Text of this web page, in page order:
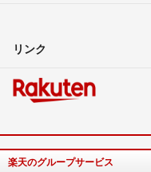
リンク
楽天のグループサービス